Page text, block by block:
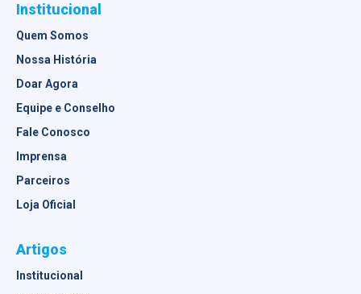
Institucional
Quem Somos
Nossa História
Doar Agora
Equipe e Conselho
Fale Conosco
Imprensa
Parceiros
Loja Oficial
Artigos
Institucional